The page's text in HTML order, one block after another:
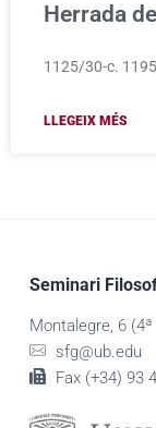
Herrada
1125/30-c. 1195
LLEGEIX MÉS
Seminari
Montalegre, 6
sfg@ub.edu
Fax (+34) 93